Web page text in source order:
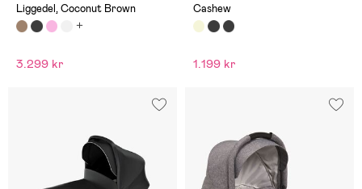
Liggedel, Coconut Brown
3.299 kr
Cashew
1.199 kr